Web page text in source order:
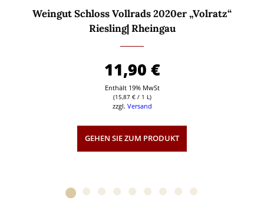
Weingut Schloss Vollrads 2020er „Volratz“
Riesling| Rheingau
11,90 €
Enthält 19% MwSt
(15,87 €/ 1 L)
zzgl. Versand
GEHEN SIE ZUM PRODUKT